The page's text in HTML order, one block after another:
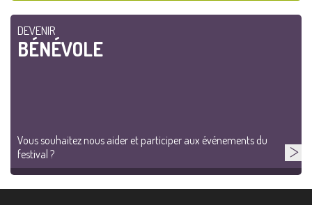
DEVENIR
BÉNÉVOLE
Vous souhaitez nous aider et participer aux événements du
festival ?